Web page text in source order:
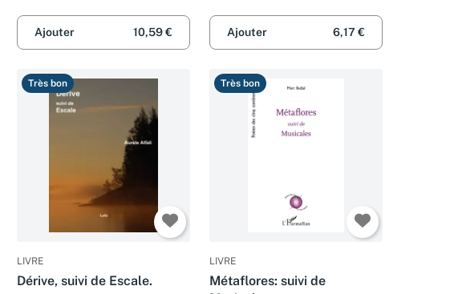
Ajouter
10,59 € Ajouter 6,17 €
Très bon
LIVRE
Dérive, suivi de Escale.
Très bon
LIVRE
Métaflores: suivi de